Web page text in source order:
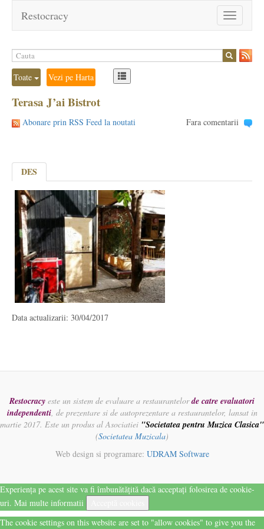
Toggle
navigation
Restocracy
Toate Vezi pe Harta
Terasa J’ai Bistrot
Abonare prin RSS Feed la noutati Fara comentarii
DES
Data actualizarii: 30/04/2017
Restocracy este un sistem de evaluare a restaurantelorde catre evaluatori
independenti, de prezentare si de autoprezentare a restaurantelor, lansat in
martie 2017. Este un produs al Asociatiei "Societatea pentru Muzica Clasica"
(Societatea Muzicala)
Web design si programare: UDRAM Software
Experiența pe acest site va fi îmbunătățită dacă acceptați folosirea de cookie-
uri. Mai multe informatii
The cookie settings on this website are set to "allow cookies" to give you the